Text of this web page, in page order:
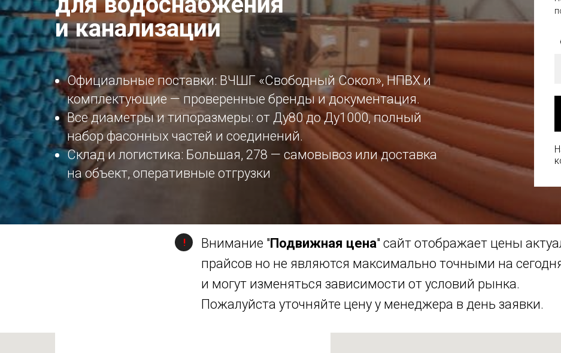
и канализации
Официальные поставки: ВЧШГ «Свободный Сокол», НПВХ и
комплектующие — проверенные бренды и документация.
Все диаметры и типоразмеры: от Ду80 до Ду1000, полный
набор фасонных частей и соединений.
Склад и логистика: Большая, 278 — самовывоз или доставка
на объект, оперативные отгрузки
! Внимание "Подвижная цена" сайт отображает цены
прайсов но не являются максимально точными на
и могут изменяться зависимости от условий рынка.
Пожалуйста уточняйте цену у менеджера в день заявки.